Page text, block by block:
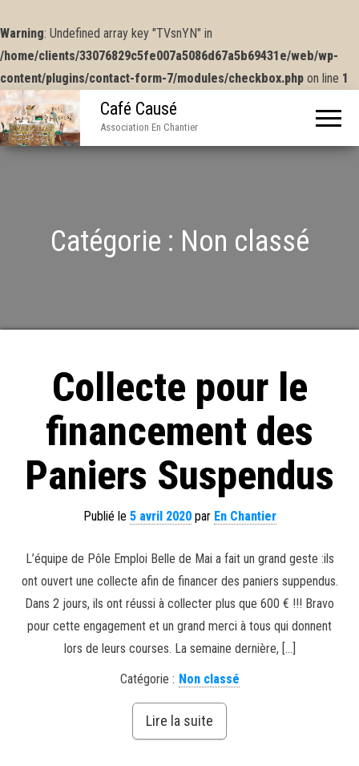
Warning: Undefined array key "TVsnYN" in
/home/clients/33076829c5fe007a5086d67a5b69431e/web/wp-
content/plugins/contact-form-7/modules/checkbox.php on line 1
Café Causé
Association En Chantier
Catégorie : Non classé
Collecte pour le
financement des
Paniers Suspendus
Publié le 5 avril 2020par En Chantier
L’équipe de Pôle Emploi Belle de Mai a fait un grand geste :ils
ont ouvert une collecte afin de financer des paniers suppendus.
Dans 2 jours, ils ont réussi à collecter plus que 600 € !!! Bravo
pour cette engagement et un grand merci à tous qui donnent
lors de leurs courses. La semaine dernière, […]
Catégorie : Non classé
Lire la suite